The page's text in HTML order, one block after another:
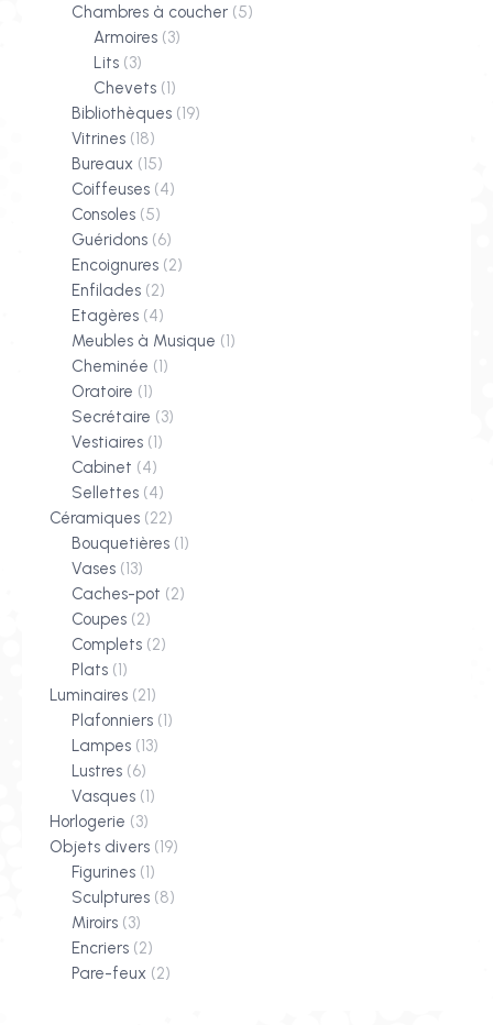
Chambres à coucher (5)
Armoires (3)
Lits (3)
Chevets (1)
Bibliothèques (19)
Vitrines (18)
Bureaux (15)
Coiffeuses (4)
Consoles (5)
Guéridons (6)
Encoignures (2)
Enfilades (2)
Etagères (4)
Meubles à Musique (1)
Cheminée (1)
Oratoire (1)
Secrétaire (3)
Vestiaires (1)
Cabinet (4)
Sellettes (4)
Céramiques (22)
Bouquetières (1)
Vases (13)
Caches-pot (2)
Coupes (2)
Complets (2)
Plats (1)
Luminaires (21)
Plafonniers (1)
Lampes (13)
Lustres (6)
Vasques (1)
Horlogerie (3)
Objets divers (19)
Figurines (1)
Sculptures (8)
Miroirs (3)
Encriers (2)
Pare-feux (2)